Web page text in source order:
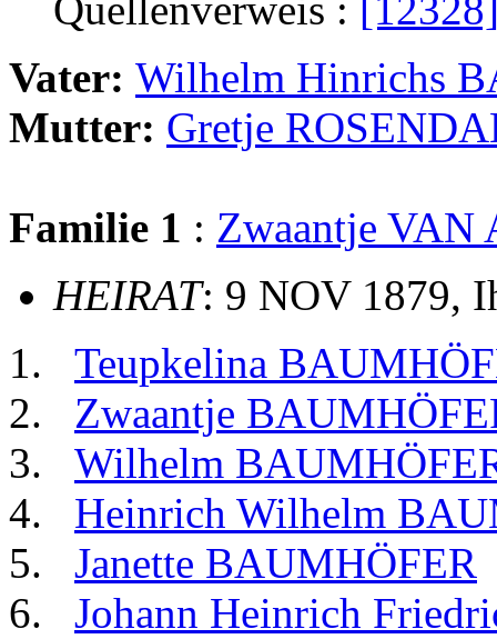
Quellenverweis :
Vater: Wilhelm Hinrichs
Mutter: Gretje
Familie 1 : Zwaantje VAN
HEIRAT: 9 NOV 1879,
Teupkelina
Zwaantje
Wilhelm
Heinrich Wilhelm
Janette BAUMHÖFER
Johann Heinrich